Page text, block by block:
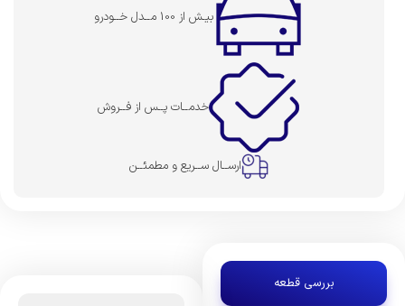
بیـش از 100 مــدل خــودرو
خدمــات پــس از فــروش
ارســال ســریع و مطمئــن
بررسی قطعه